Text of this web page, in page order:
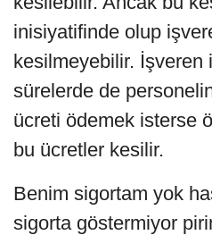
inisiyatifinde olup
kesilmeyebilir. İşveren
sürelerde de
ücreti ödemek isterse
bu ücretler kesilir.
Benim sigortam yok
sigorta göstermiyor